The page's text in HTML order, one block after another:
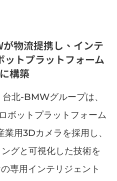
物流提携し、インテ
ットプラットフォーム
構築
北-BMWグループは、
ットプラットフォーム
業用3Dカメラを採用し、
グと可視化した技術を
専用インテリジェント